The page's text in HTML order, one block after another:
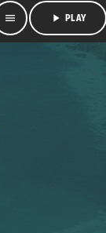
menu play_arrow PLAY